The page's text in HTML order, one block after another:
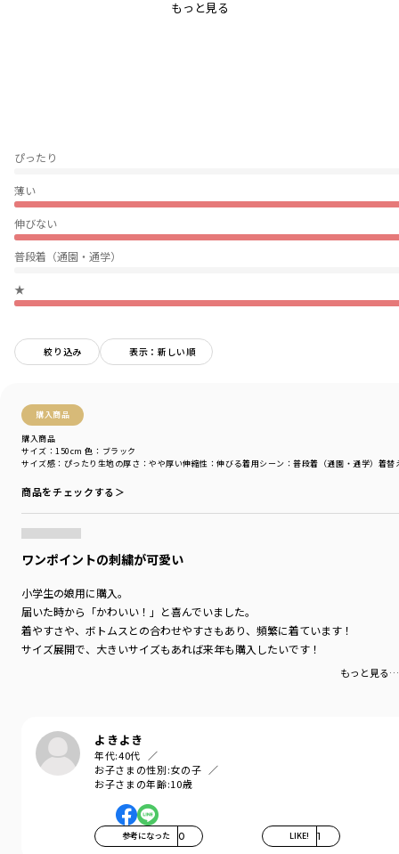
ぴったり
薄い
伸びない
普段着（通園・通学）
★
絞り込み 表示：新しい順
購入商品
購入商品
サイズ感 ：ぴったり 生地の厚さ ：やや厚い伸縮性 ：伸びる着用シーン ：普段着（通園・通学） 着替
サイズ：150cm 色：ブラック
商品をチェックする＞
ワンポイントの刺繍が可愛い
小学生の娘用に購入。
届いた時から「かわいい！」と喜んでいました。
着やすさや、ボトムスとの合わせやすさもあり、頻繁に着ています！
サイズ展開で、大きいサイズもあれば来年も購入したいです！
もっと見る…
よきよき
年代:40代
お子さまの性別:女の子
お子さまの年齢:10歳
参考になった 0 LIKE! 1
吸水性が高く通気性が良い綿100％天竺生地
『毎日着て欲しい』
デイリーウェアをご提案する新レーベルです
-----
伸縮性：あり
透け感：03:オフホワイト/ややあり
その他カラー：なし
＃drc＃おとこのこ＃おんなのこ＃ボーイズ＃ガールズ
＃通園コーデ＃通学コーデ＃小学生コーデ
＃ペア＃ペアコーデ
＃リンク＃リンクコーデ
＃ユニセックス
本体部分を指します
着用イメージ/カラー：オフホワイト
サイズ：サイズ110
ブランド ／DRC branshes
シーズン
／ アウトレット
カテゴリ
／ トップス>半袖Tシャツ・タンクトップ
カラー
／ パープル
もっと見る